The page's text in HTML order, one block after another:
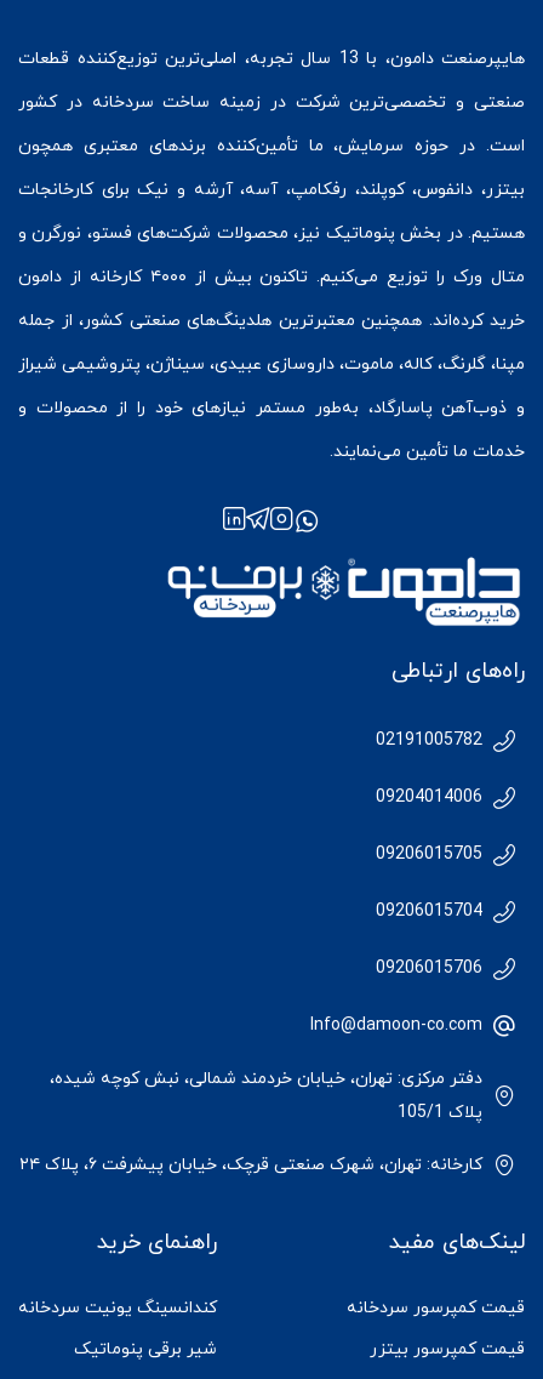
هایپرصنعت
دامون، با 13 سال تجربه، اصلی‌ترین توزیع‌کننده قطعات
صنعتی و تخصصی‌ترین شرکت در زمینه ساخت سردخانه در کشور
است. در حوزه سرمایش، ما تأمین‌کننده برندهای معتبری همچون
بیتزر، دانفوس،کوپلند، رفکامپ، آسه، آرشه و نیک برای کارخانجات
هستیم. در بخش پنوماتیک نیز، محصولات شرکت‌های فستو، نورگرن و
متال ورک
را توزیع می‌کنیم. تاکنون بیش از ۴۰۰۰ کارخانه از دامون
خرید کرده‌اند. همچنین معتبرترین هلدینگ‌های صنعتی کشور، از جمله
مپنا، گلرنگ، کاله، ماموت، داروسازی عبیدی، سیناژن، پتروشیمی شیراز
و ذوب‌آهن پاسارگاد، به‌طور مستمر نیازهای خود را از محصولات و
خدمات ما تأمین می‌نمایند.
راه‌های ارتباطی
02191005782
09204014006
09206015705
09206015704
09206015706
Info@damoon-co.com
دفتر مرکزی: تهران، خیابان خردمند شمالی، نبش کوچه شیده،
پلاک 105/1
کارخانه: تهران، شهرک صنعتی قرچک، خیابان پیشرفت ۶، پلاک ۲۴
لینک‌های مفید
قیمت کمپرسور سردخانه
قیمت کمپرسور بیتزر
راهنمای خرید
کندانسینگ یونیت سردخانه
شیر برقی پنوماتیک